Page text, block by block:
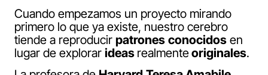
Cuando empezamos un proyecto mirando
primero lo que ya existe, nuestro cerebro
tiende a reproducir patrones conocidos en
lugar de explorar ideas realmenteoriginales.